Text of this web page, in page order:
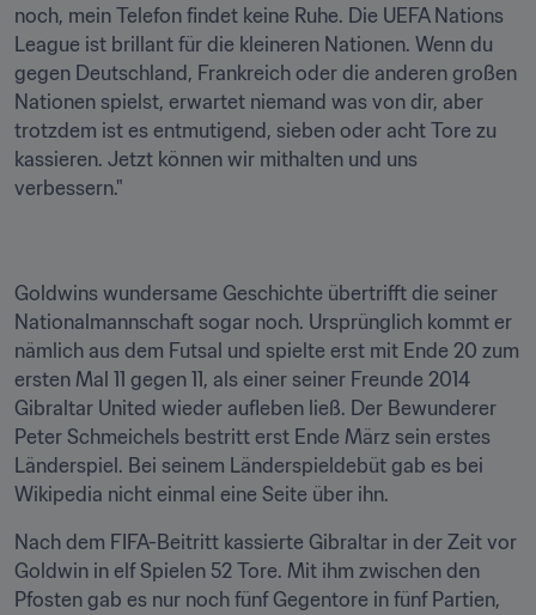
noch, mein Telefon findet keine Ruhe. Die UEFA Nations
League ist brillant für die kleineren Nationen. Wenn du
gegen Deutschland, Frankreich oder die anderen großen
Nationen spielst, erwartet niemand was von dir, aber
trotzdem ist es entmutigend, sieben oder acht Tore zu
kassieren. Jetzt können wir mithalten und uns
verbessern."
Goldwins wundersame Geschichte übertrifft die seiner
Nationalmannschaft sogar noch. Ursprünglich kommt er
nämlich aus dem Futsal und spielte erst mit Ende 20 zum
ersten Mal 11 gegen 11, als einer seiner Freunde 2014
Gibraltar United wieder aufleben ließ. Der Bewunderer
Peter Schmeichels bestritt erst Ende März sein erstes
Länderspiel. Bei seinem Länderspieldebüt gab es bei
Wikipedia nicht einmal eine Seite über ihn.
Nach dem FIFA-Beitritt kassierte Gibraltar in der Zeit vor
Goldwin in elf Spielen 52 Tore. Mit ihm zwischen den
Pfosten gab es nur noch fünf Gegentore in fünf Partien,